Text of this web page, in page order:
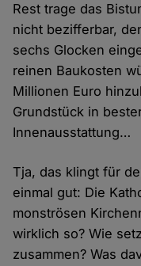
Rest trage das
nicht bezifferbar,
sechs Glocken
reinen Baukosten
Millionen Euro
Grundstück in
Innenausstattung…
Tja, das klingt für
einmal gut: Die
monströsen
wirklich so? Wie
zusammen? Was